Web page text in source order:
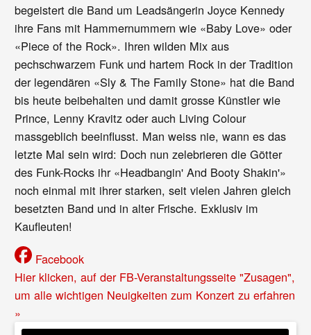
begeistert die Band um Leadsängerin Joyce Kennedy
ihre Fans mit Hammernummern wie «Baby Love» oder
«Piece of the Rock». Ihren wilden Mix aus
pechschwarzem Funk und hartem Rock in der Tradition
der legendären «Sly & The Family Stone» hat die Band
bis heute beibehalten und damit grosse Künstler wie
Prince, Lenny Kravitz oder auch Living Colour
massgeblich beeinflusst. Man weiss nie, wann es das
letzte Mal sein wird: Doch nun zelebrieren die Götter
des Funk-Rocks ihr «Headbangin' And Booty Shakin'»
noch einmal mit ihrer starken, seit vielen Jahren gleich
besetzten Band und in alter Frische. Exklusiv im
Kaufleuten!
Facebook
Hier klicken, auf der FB-Veranstaltungsseite "Zusagen",
um alle wichtigen Neuigkeiten zum Konzert zu erfahren
»